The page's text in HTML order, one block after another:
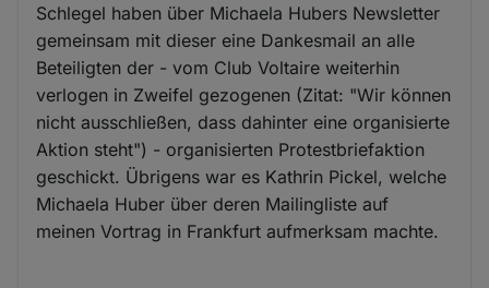
Schlegel haben über Michaela Hubers Newsletter
gemeinsam mit dieser eine Dankesmail an alle
Beteiligten der - vom Club Voltaire weiterhin
verlogen in Zweifel gezogenen (Zitat: "Wir können
nicht ausschließen, dass dahinter eine organisierte
Aktion steht") - organisierten Protestbriefaktion
geschickt. Übrigens war es Kathrin Pickel, welche
Michaela Huber über deren Mailingliste auf
meinen Vortrag in Frankfurt aufmerksam machte.